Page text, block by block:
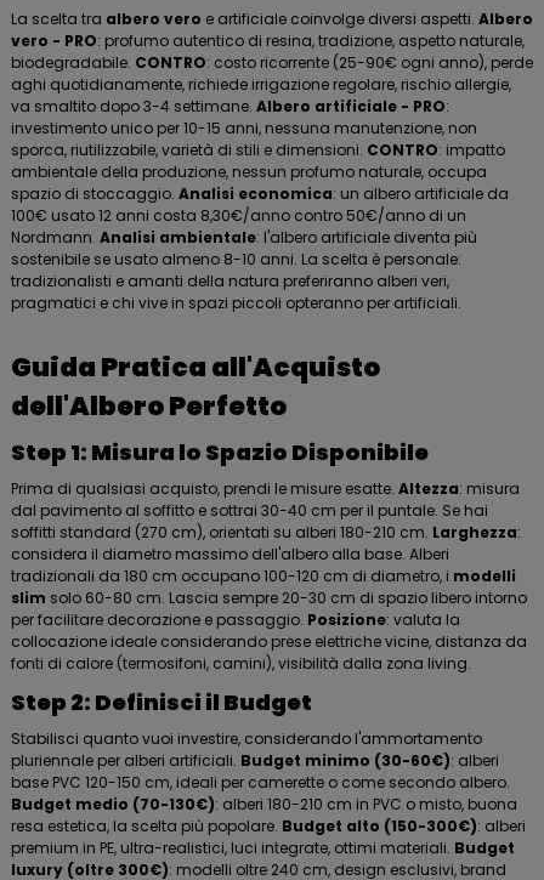
La scelta tra albero vero e artificiale coinvolge diversi aspetti. Albero
vero - PRO: profumo autentico di resina, tradizione, aspetto naturale,
biodegradabile. CONTRO: costo ricorrente (25-90€ ogni anno), perde
aghi quotidianamente, richiede irrigazione regolare, rischio allergie,
va smaltito dopo 3-4 settimane. Albero artificiale - PRO:
investimento unico per 10-15 anni, nessuna manutenzione, non
sporca, riutilizzabile, varietà di stili e dimensioni. CONTRO: impatto
ambientale della produzione, nessun profumo naturale, occupa
spazio di stoccaggio. Analisi economica: un albero artificiale da
100€ usato 12 anni costa 8,30€/anno contro 50€/anno di un
Nordmann. Analisi ambientale: l'albero artificiale diventa più
sostenibile se usato almeno 8-10 anni. La scelta è personale:
tradizionalisti e amanti della natura preferiranno alberi veri,
pragmatici e chi vive in spazi piccoli opteranno per artificiali.
Guida Pratica all'Acquisto
dell'Albero Perfetto
Step 1: Misura lo Spazio Disponibile
Prima di qualsiasi acquisto, prendi le misure esatte. Altezza: misura
dal pavimento al soffitto e sottrai 30-40 cm per il puntale. Se hai
soffitti standard (270 cm), orientati su alberi 180-210 cm. Larghezza:
considera il diametro massimo dell'albero alla base. Alberi
tradizionali da 180 cm occupano 100-120 cm di diametro, i modelli
slim solo 60-80 cm. Lascia sempre 20-30 cm di spazio libero intorno
per facilitare decorazione e passaggio. Posizione: valuta la
collocazione ideale considerando prese elettriche vicine, distanza da
fonti di calore (termosifoni, camini), visibilità dalla zona living.
Step 2: Definisci il Budget
Stabilisci quanto vuoi investire, considerando l'ammortamento
pluriennale per alberi artificiali. Budget minimo (30-60€): alberi
base PVC 120-150 cm, ideali per camerette o come secondo albero.
Budget medio (70-130€): alberi 180-210 cm in PVC o misto, buona
resa estetica, la scelta più popolare. Budget alto (150-300€): alberi
premium in PE, ultra-realistici, luci integrate, ottimi materiali. Budget
luxury (oltre 300€): modelli oltre 240 cm, design esclusivi, brand